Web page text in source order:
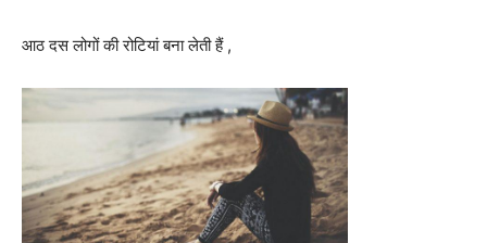
आठ दस लोगों की रोटियां बना लेती हैं ,